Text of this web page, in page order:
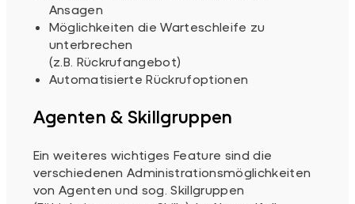
Ansagen
Möglichkeiten die Warteschleife zu
unterbrechen
(z.B. Rückrufangebot)
Automatisierte Rückrufoptionen
Agenten & Skillgruppen
Ein weiteres wichtiges Feature sind die
verschiedenen Administrationsmöglichkeiten
von Agenten und sog. Skillgruppen